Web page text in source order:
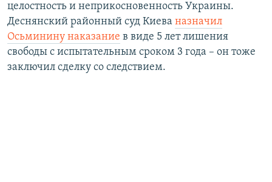
целостность и неприкосновенность Украины.
Деснянский районный суд Киева назначил
Осьминину наказание в виде 5 лет лишения
свободы с испытательным сроком 3 года – он тоже
заключил сделку со следствием.